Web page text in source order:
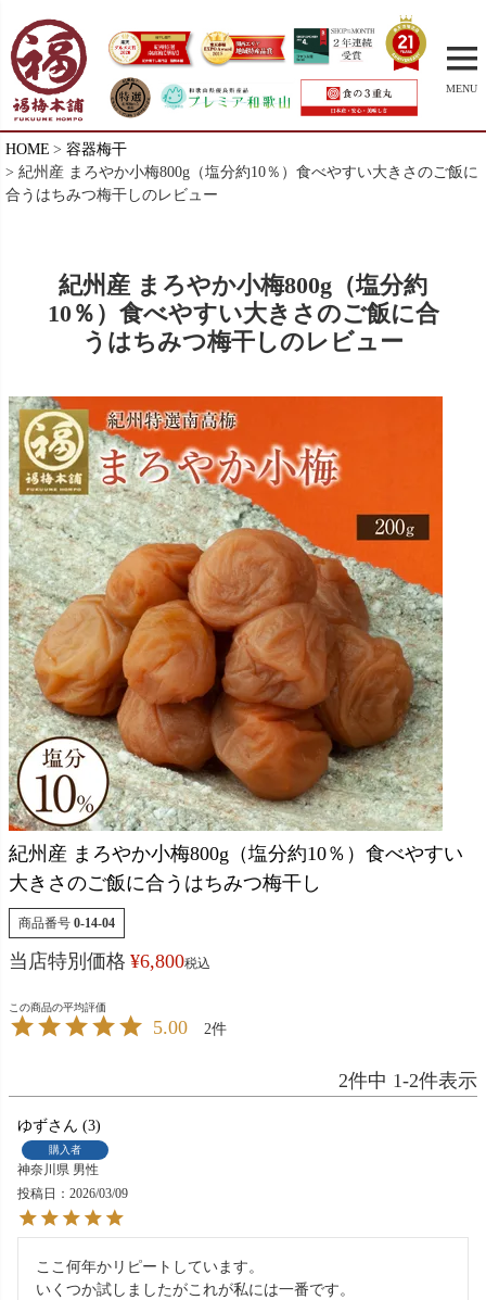
MENU
HOME
容器梅干
紀州産 まろやか小梅800g（塩分約10％）食べやすい大きさのご飯に
合うはちみつ梅干しのレビュー
紀州産 まろやか小梅800g（塩分約
10％）食べやすい大きさのご飯に合
うはちみつ梅干しのレビュー
紀州産 まろやか小梅800g（塩分約10％）食べやすい
大きさのご飯に合うはちみつ梅干し
商品番号 0-14-04
当店特別価格 ¥6,800税込
5.00 2
2件中 1-2件表示
ゆず 3
購入者
神奈川県 男性
投稿日
2026/03/09
ここ何年かリピートしています。
いくつか試しましたがこれが私には一番です。